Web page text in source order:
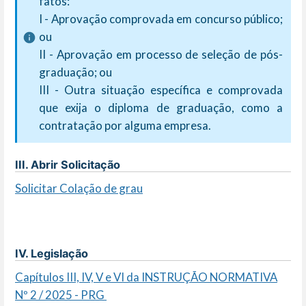
I - Aprovação comprovada em concurso público;
ou
II - Aprovação em processo de seleção de pós-
graduação; ou
III - Outra situação específica e comprovada
que exija o diploma de graduação, como a
contratação por alguma empresa.
III. Abrir Solicitação
Solicitar Colação de grau
IV. Legislação
Capítulos III, IV, V e VI da INSTRUÇÃO NORMATIVA
Nº 2 / 2025 - PRG